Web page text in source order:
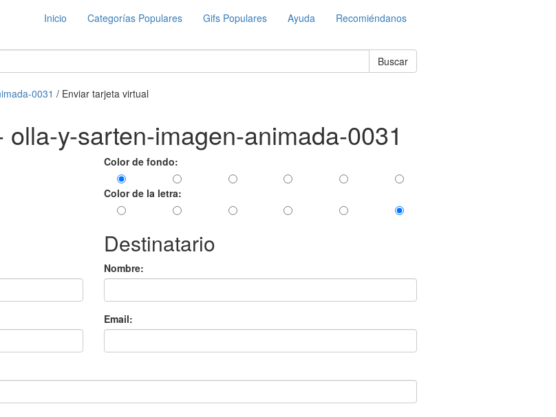
Inicio Categorías Populares Gifs Populares Ayuda Recomiéndanos
Buscar
0031 / Enviar tarjeta virtual
y-sarten-imagen-animada-0031
Color de fondo:
Color de la letra:
Destinatario
Nombre:
Email: